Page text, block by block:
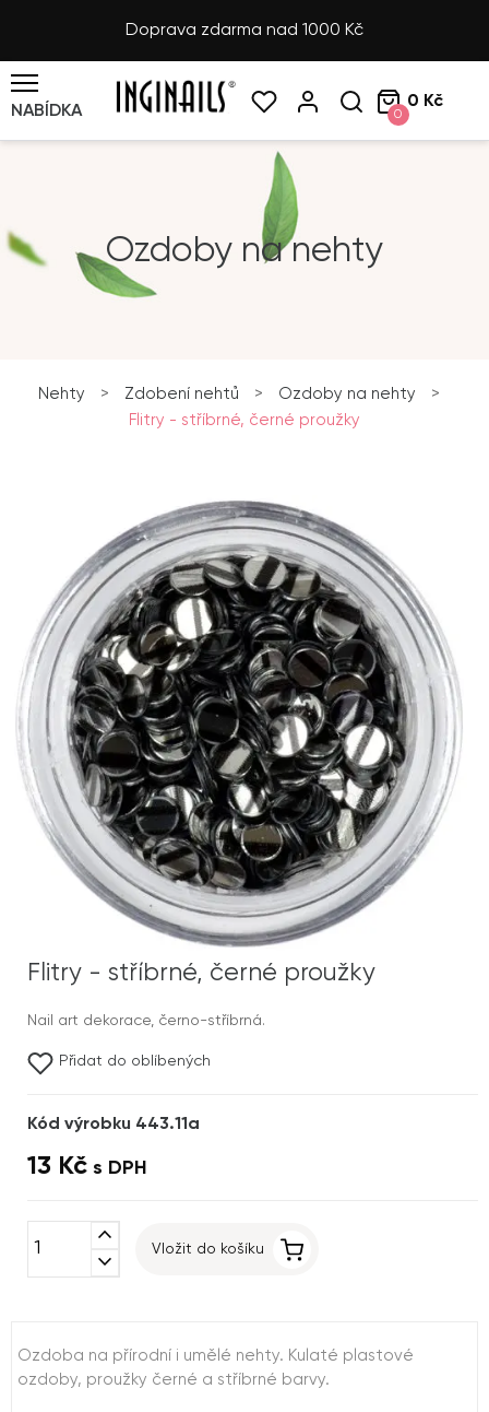
Doprava zdarma nad 1000 Kč
NABÍDKA 0
0 Kč
Ozdoby na nehty
Nehty > Zdobení nehtů > Ozdoby na nehty
>
Flitry - stříbrné, černé proužky
Flitry - stříbrné, černé proužky
Nail art dekorace, černo-stříbrná.
Přidat do oblíbených
Kód výrobku 443.11a
13 Kč s DPH
expand_less
expand_more
Vložit do košíku
Ozdoba na přírodní i umělé nehty. Kulaté plastové
ozdoby, proužky černé a stříbrné barvy.